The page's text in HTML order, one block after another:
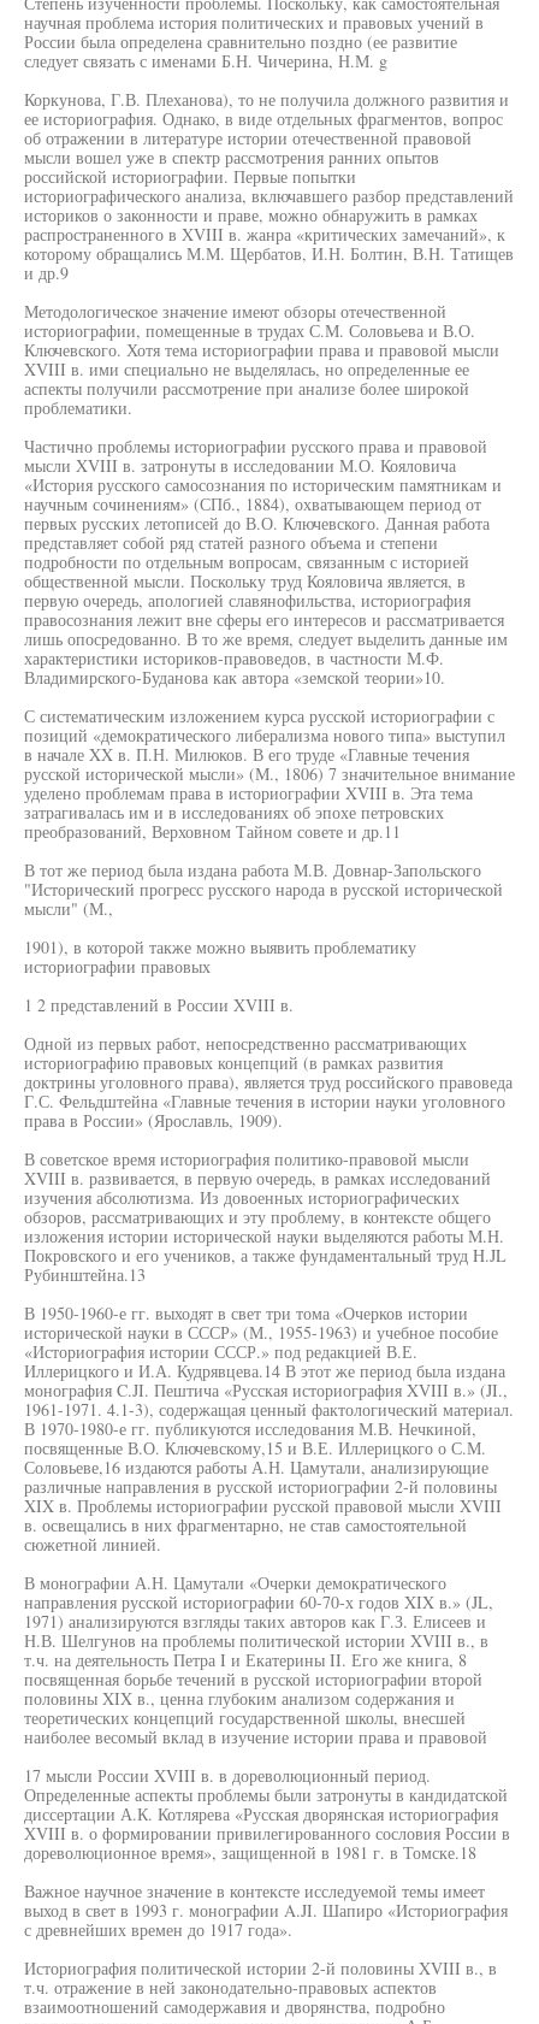
научная проблема история политических и правовых учений в
России была определена сравнительно поздно (ее развитие
следует связать с именами Б.Н. Чичерина, Н.М. g
Коркунова, Г.В. Плеханова), то не получила должного развития и
ее историография. Однако, в виде отдельных фрагментов, вопрос
об отражении в литературе истории отечественной правовой
мысли вошел уже в спектр рассмотрения ранних опытов
российской историографии. Первые попытки
историографического анализа, включавшего разбор представлений
историков о законности и праве, можно обнаружить в рамках
распространенного в XVIII в. жанра «критических замечаний», к
которому обращались М.М. Щербатов, И.Н. Болтин, В.Н. Татищев
и др.9
Методологическое значение имеют обзоры отечественной
историографии, помещенные в трудах С.М. Соловьева и В.О.
Ключевского. Хотя тема историографии права и правовой мысли
XVIII в. ими специально не выделялась, но определенные ее
аспекты получили рассмотрение при анализе более широкой
проблематики.
Частично проблемы историографии русского права и правовой
мысли XVIII в. затронуты в исследовании М.О. Кояловича
«История русского самосознания по историческим памятникам и
научным сочинениям» (СПб., 1884), охватывающем период от
первых русских летописей до В.О. Ключевского. Данная работа
представляет собой ряд статей разного объема и степени
подробности по отдельным вопросам, связанным с историей
общественной мысли. Поскольку труд Кояловича является, в
первую очередь, апологией славянофильства, историография
правосознания лежит вне сферы его интересов и рассматривается
лишь опосредованно. В то же время, следует выделить данные им
характеристики историков-правоведов, в частности М.Ф.
Владимирского-Буданова как автора «земской теории»10.
С систематическим изложением курса русской историографии с
позиций «демократического либерализма нового типа» выступил
в начале XX в. П.Н. Милюков. В его труде «Главные течения
русской исторической мысли» (М., 1806) 7 значительное внимание
уделено проблемам права в историографии XVIII в. Эта тема
затрагивалась им и в исследованиях об эпохе петровских
преобразований, Верховном Тайном совете и др.11
В тот же период была издана работа М.В. Довнар-Запольского
"Исторический прогресс русского народа в русской исторической
мысли" (М.,
1901), в которой также можно выявить проблематику
историографии правовых
1 2 представлений в России XVIII в.
Одной из первых работ, непосредственно рассматривающих
историографию правовых концепций (в рамках развития
доктрины уголовного права), является труд российского правоведа
Г.С. Фельдштейна «Главные течения в истории науки уголовного
права в России» (Ярославль, 1909).
В советское время историография политико-правовой мысли
XVIII в. развивается, в первую очередь, в рамках исследований
изучения абсолютизма. Из довоенных историографических
обзоров, рассматривающих и эту проблему, в контексте общего
изложения истории исторической науки выделяются работы М.Н.
Покровского и его учеников, а также фундаментальный труд H.JL
Рубинштейна.13
В 1950-1960-е гг. выходят в свет три тома «Очерков истории
исторической науки в СССР» (М., 1955-1963) и учебное пособие
«Историография истории СССР.» под редакцией В.Е.
Иллерицкого и И.А. Кудрявцева.14 В этот же период была издана
монография C.JI. Пештича «Русская историография XVIII в.» (JI.,
1961-1971. 4.1-3), содержащая ценный фактологический материал.
В 1970-1980-е гг. публикуются исследования М.В. Нечкиной,
посвященные В.О. Ключевскому,15 и В.Е. Иллерицкого о С.М.
Соловьеве,16 издаются работы А.Н. Цамутали, анализирующие
различные направления в русской историографии 2-й половины
XIX в. Проблемы историографии русской правовой мысли XVIII
в. освещались в них фрагментарно, не став самостоятельной
сюжетной линией.
В монографии А.Н. Цамутали «Очерки демократического
направления русской историографии 60-70-х годов XIX в.» (JL,
1971) анализируются взгляды таких авторов как Г.З. Елисеев и
Н.В. Шелгунов на проблемы политической истории XVIII в., в
т.ч. на деятельность Петра I и Екатерины II. Его же книга, 8
посвященная борьбе течений в русской историографии второй
половины XIX в., ценна глубоким анализом содержания и
теоретических концепций государственной школы, внесшей
наиболее весомый вклад в изучение истории права и правовой
17 мысли России XVIII в. в дореволюционный период.
Определенные аспекты проблемы были затронуты в кандидатской
диссертации А.К. Котлярева «Русская дворянская историография
XVIII в. о формировании привилегированного сословия России в
дореволюционное время», защищенной в 1981 г. в Томске.18
Важное научное значение в контексте исследуемой темы имеет
выход в свет в 1993 г. монографии A.JI. Шапиро «Историография
с древнейших времен до 1917 года».
Историография политической истории 2-й половины XVIII в., в
т.ч. отражение в ней законодательно-правовых аспектов
взаимоотношений самодержавия и дворянства, подробно